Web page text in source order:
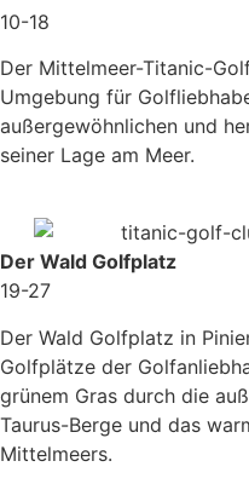
10-18
Der Mittelmeer-Titanic-
Umgebung für
außergewöhnlichen und
seiner Lage am Meer.
Der Wald Golfplatz
19-27
Der Wald Golfplatz in
Golfplätze der
grünem Gras durch die
Taurus-Berge und das
Mittelmeers.